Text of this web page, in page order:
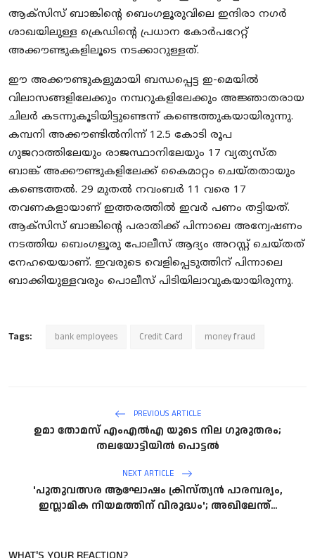
ആക്‌സിസ് ബാങ്കിന്റെ ബെംഗളൂരുവിലെ ഇന്ദിരാ നഗര്‍
ശാഖയിലുള്ള ക്രെഡിന്റെ പ്രധാന കോര്‍പറേറ്റ്
അക്കൗണ്ടുകളിലൂടെ നടക്കാറുള്ളത്.
ഈ അക്കൗണ്ടുകളുമായി ബന്ധപ്പെട്ട ഇ-മെയില്‍
വിലാസങ്ങളിലേക്കും നമ്പറുകളിലേക്കും അജ്ഞാതരായ
ചിലര്‍ കടന്നുകൂടിയിട്ടുണ്ടെന്ന് കണ്ടെത്തുകയായിരുന്നു.
കമ്പനി അക്കൗണ്ടില്‍നിന്ന് 12.5 കോടി രൂപ
ഗുജറാത്തിലേയും രാജസ്ഥാനിലേയും 17 വ്യത്യസ്ത
ബാങ്ക് അക്കൗണ്ടുകളിലേക്ക് കൈമാറ്റം ചെയ്തതായും
കണ്ടെത്തൽ. 29 മുതല്‍ നവംബര്‍ 11 വരെ 17
തവണകളായാണ് ഇത്തരത്തിൽ ഇവർ പണം തട്ടിയത്.
ആക്‌സിസ് ബാങ്കിന്റെ പരാതിക്ക് പിന്നാലെ അന്വേഷണം
നടത്തിയ ബെംഗളൂരു പോലീസ് ആദ്യം അറസ്റ്റ് ചെയ്തത്
നേഹയെയാണ്. ഇവരുടെ വെളിപ്പെടുത്തിന് പിന്നാലെ
ബാക്കിയുള്ളവരും പൊലീസ് പിടിയിലാവുകയായിരുന്നു.
Tags: bank employees Credit Card money fraud
PREVIOUS ARTICLE
ഉമാ തോമസ് എംഎൽഎ യുടെ നില ഗുരുതരം;
തലയോട്ടിയിൽ പൊട്ടൽ
NEXT ARTICLE
'പുതുവത്സര ആഘോഷം ക്രിസ്ത്യൻ പാരമ്പര്യം,
ഇസ്ലാമിക നിയമത്തിന് വിരുദ്ധം'; അഖിലേന്ത്...